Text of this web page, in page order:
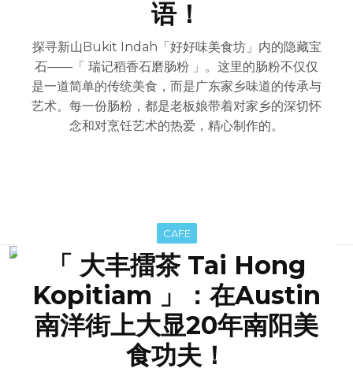
语！
探寻新山Bukit Indah「好好味美食坊」内的隐藏宝
石——「 瑞记稻香石磨肠粉 」。这里的肠粉不仅仅
是一道简单的传统美食，而是广东家乡味道的传承与
艺术。每一份肠粉，都是老板娘带着对家乡的深切怀
念和对烹饪艺术的热爱，精心制作的。
CAFE
「 大丰擂茶 Tai Hong
Kopitiam 」：在Austin
南洋街上大显20年南阳美
食功夫！